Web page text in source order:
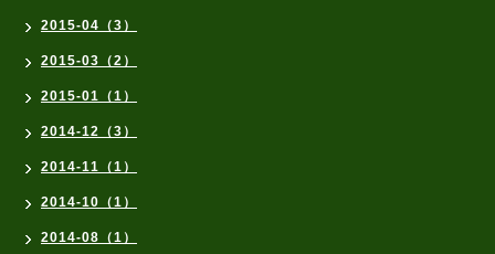
2015-04（3）
2015-03（2）
2015-01（1）
2014-12（3）
2014-11（1）
2014-10（1）
2014-08（1）